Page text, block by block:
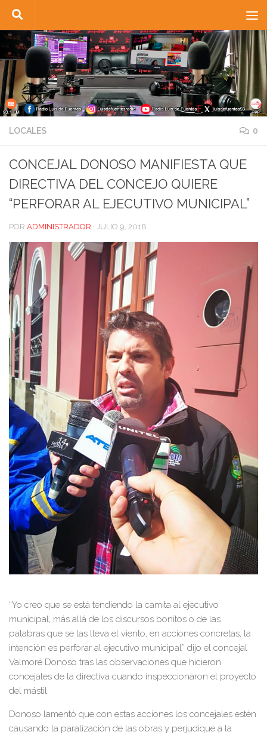
Saltar al contenido
LOCALES 0
CONCEJAL DONOSO MANIFIESTA QUE
DIRECTIVA DEL CONCEJO QUIERE
“PERFORAR AL EJECUTIVO MUNICIPAL”
POR ADMINISTRADOR · JULIO 9, 2018
“Yo creo que se está tendiendo la camita al ejecutivo
municipal, más allá de los discursos bonitos o de las
palabras que se las lleva el viento, en acciones concretas, la
intención es perforar al ejecutivo municipal” dijo el concejal
Valmoré Donoso tras las observaciones que hicieron
concejales de la directiva cuando inspeccionaron el proyecto
del mástil.
Donoso lamentó que con estas acciones los concejales estén
causando la paralización de las obras y perjudique a la